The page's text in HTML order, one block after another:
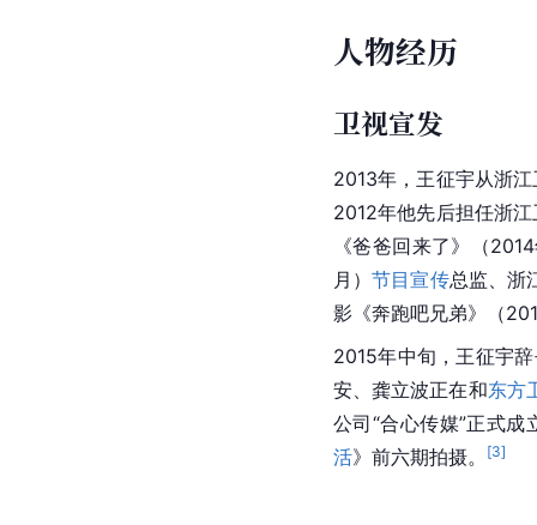
人物经历
卫视宣发
2013年，王征宇从浙
2012年他先后担任浙
《爸爸回来了》（
月）节目宣传总监、浙
影《奔跑吧兄弟》（
2015年中旬，王征宇
安、龚立波正在和东方
公司“合心传媒”正式
活》前六期拍摄。 [3]